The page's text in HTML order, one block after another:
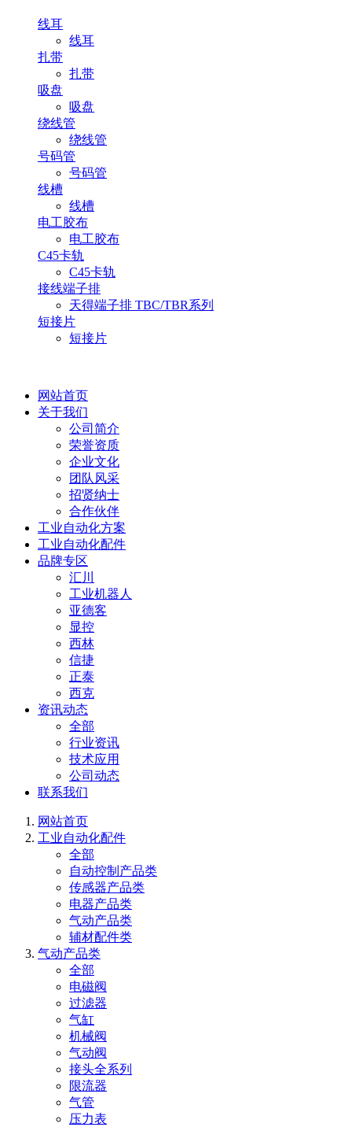
线耳
线耳
扎带
扎带
吸盘
吸盘
绕线管
绕线管
号码管
号码管
线槽
线槽
电工胶布
电工胶布
C45卡轨
C45卡轨
接线端子排
天得端子排 TBC/TBR系列
短接片
短接片
网站首页
关于我们
公司简介
荣誉资质
企业文化
团队风采
招贤纳士
合作伙伴
工业自动化方案
工业自动化配件
品牌专区
汇川
工业机器人
亚德客
显控
西林
信捷
正泰
西克
资讯动态
全部
行业资讯
技术应用
公司动态
联系我们
网站首页
工业自动化配件
全部
自动控制产品类
传感器产品类
电器产品类
气动产品类
辅材配件类
气动产品类
全部
电磁阀
过滤器
气缸
机械阀
气动阀
接头全系列
限流器
气管
压力表